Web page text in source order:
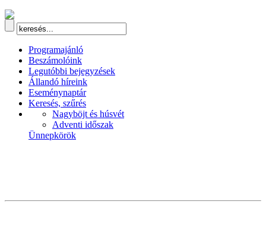
Programajánló
Beszámolóink
Legutóbbi bejegyzések
Állandó híreink
Eseménynaptár
Keresés, szűrés
Nagyböjt és húsvét
Adventi időszak
Ünnepkörök